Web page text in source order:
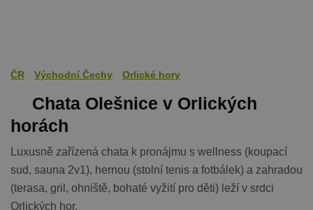
ČR Východní Čechy Orlické hory
Chata Olešnice v Orlických
horách
Luxusně zařízená chata k pronájmu s wellness (koupací
sud, sauna 2v1), hernou (stolní tenis a fotbálek) a zahradou
(terasa, gril, ohniště, bohaté vyžití pro děti) leží v srdci
Orlických hor.